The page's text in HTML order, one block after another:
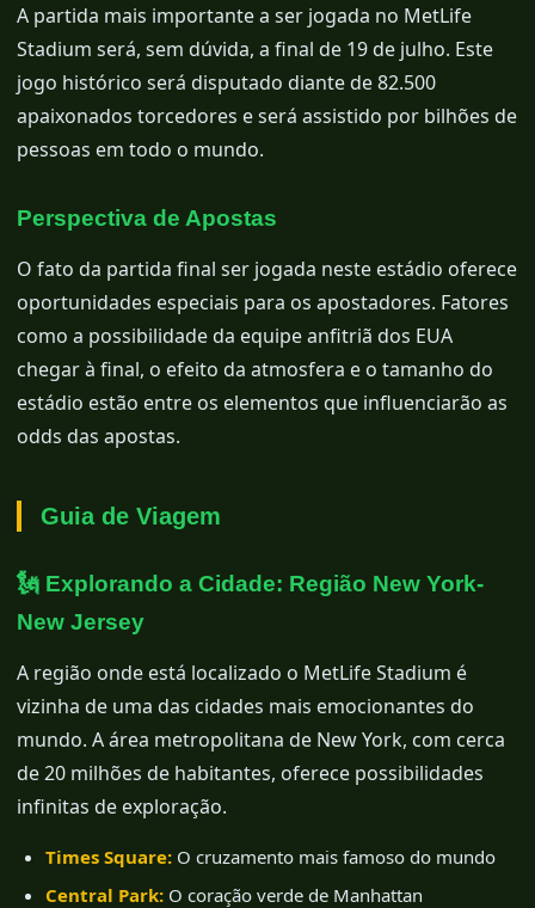
A partida mais importante a ser jogada no MetLife
Stadium será, sem dúvida, a final de 19 de julho. Este
jogo histórico será disputado diante de 82.500
apaixonados torcedores e será assistido por bilhões de
pessoas em todo o mundo.
Perspectiva de Apostas
O fato da partida final ser jogada neste estádio oferece
oportunidades especiais para os apostadores. Fatores
como a possibilidade da equipe anfitriã dos EUA
chegar à final, o efeito da atmosfera e o tamanho do
estádio estão entre os elementos que influenciarão as
odds das apostas.
Guia de Viagem
🗽 Explorando a Cidade: Região New York-
New Jersey
A região onde está localizado o MetLife Stadium é
vizinha de uma das cidades mais emocionantes do
mundo. A área metropolitana de New York, com cerca
de 20 milhões de habitantes, oferece possibilidades
infinitas de exploração.
Times Square: O cruzamento mais famoso do mundo
Central Park: O coração verde de Manhattan